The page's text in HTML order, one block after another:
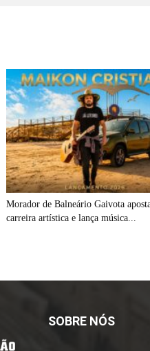
Morador de Balneário Gaivota
carreira artística e lança música...
SOBRE NÓS